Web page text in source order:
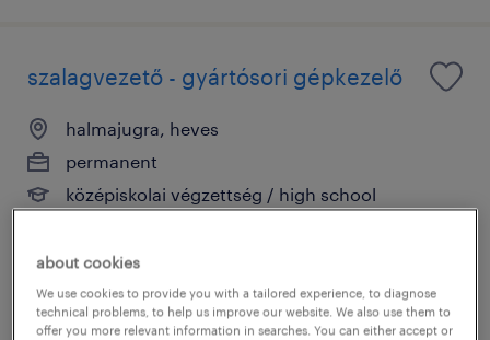
szalagvezető - gyártósori gépkezelő
halmajugra, heves
permanent
középiskolai végzettség / high school
posted 29 june 2026
about cookies
We use cookies to provide you with a tailored experience, to diagnose
technical problems, to help us improve our website. We also use them to
offer you more relevant information in searches. You can either accept or